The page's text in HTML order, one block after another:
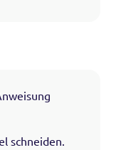
schneiden.